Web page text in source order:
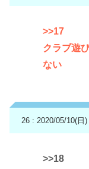
>>17
クラブ遊
ない
26 : 2020/05/10(日)
>>18